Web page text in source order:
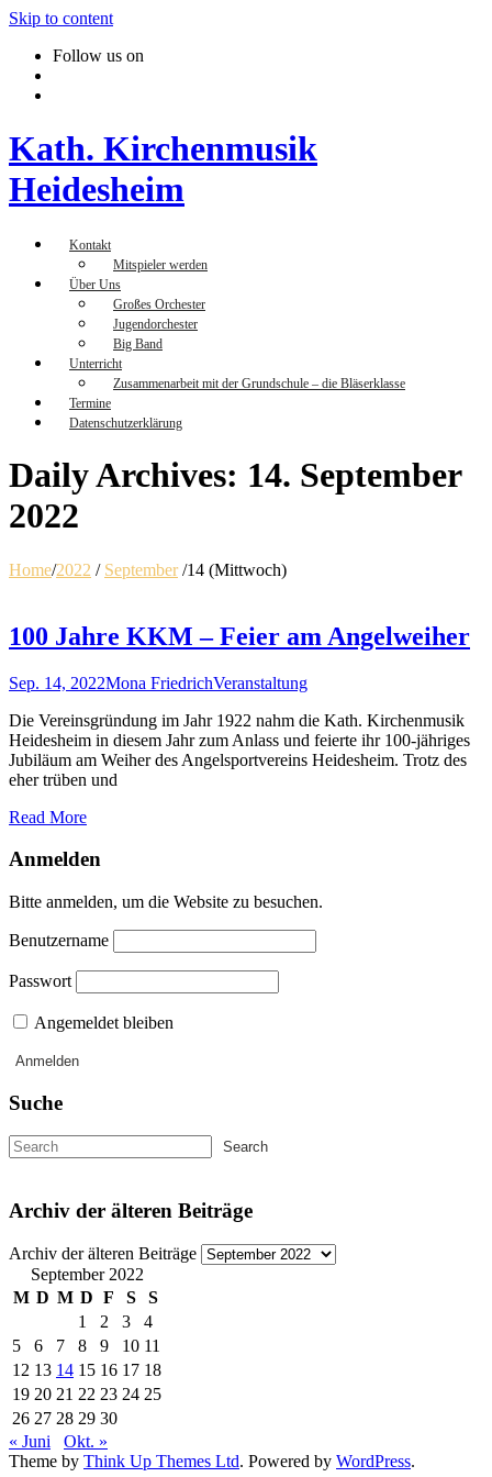
Skip to content
Follow us on
Kath. Kirchenmusik
Heidesheim
Kontakt
Mitspieler werden
Über Uns
Großes Orchester
Jugendorchester
Big Band
Unterricht
Zusammenarbeit mit der Grundschule – die Bläserklasse
Termine
Datenschutzerklärung
Daily Archives: 14. September
2022
Home/2022 / September /14 (Mittwoch)
100 Jahre KKM – Feier am Angelweiher
Sep. 14, 2022Mona FriedrichVeranstaltung
Die Vereinsgründung im Jahr 1922 nahm die Kath. Kirchenmusik
Heidesheim in diesem Jahr zum Anlass und feierte ihr 100-jähriges
Jubiläum am Weiher des Angelsportvereins Heidesheim. Trotz des
eher trüben und
Read More
Anmelden
Bitte anmelden, um die Website zu besuchen.
Benutzername
Passwort
Angemeldet bleiben
Suche
Archiv der älteren Beiträge
Archiv der älteren Beiträge
September 2022
M D M D F S
S
1
2 3
4
5
6 7 8 9 10 11
12 13 14 15 16 17 18
19 20 21 22 23 24 25
26 27 28 29 30
« Juni
Okt. »
Theme by Think Up Themes Ltd. Powered by WordPress.